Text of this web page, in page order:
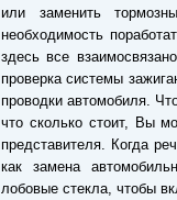
или заменить
необходимость
здесь все
проверка системы
проводки автомобиля.
что сколько стоит, Вы
представителя. Когда
как замена
лобовые стекла, чтобы